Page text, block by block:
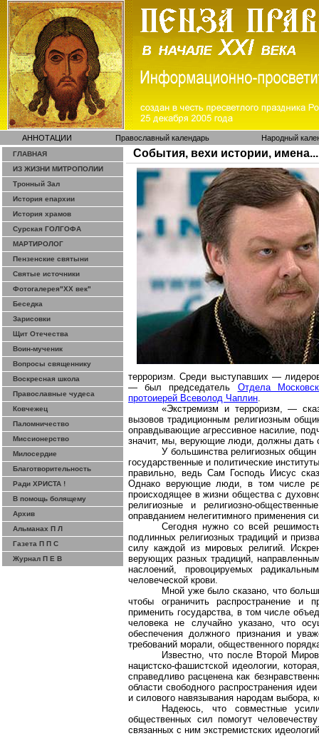
АННОТАЦИИ Православный календарь Народный
ГЛАВНАЯ
ИЗ ЖИЗНИ МИТРОПОЛИИ
Тронный Зал
История епархии
История храмов
Сурская ГОЛГОФА
МАРТИРОЛОГ
Пензенские святыни
Святые источники
Фотогалерея"ХХ век"
Беседка
Зарисовки
Щит Отечества
Воин-мученик
Вопросы священнику
Воскресная школа
Православные чудеса
Ковчежец
Паломничество
Миссионерство
Милосердие
Благотворительность
Ради ХРИСТА !
В помощь болящему
Архив
Альманах П Л
Газета П П С
Журнал П Е В
События, вехи истории, имена...
терроризм. Среди выступавших —
— был председатель Отдела
протоиерей Всеволод Чаплин.
«Экстремизм и терроризм, —
вызовов традиционным религиозным
оправдывающие агрессивное насилие,
значит, мы, верующие люди, должны дать
У большинства религиозных
государственные и политические
правильно, ведь Сам Господь Иисус
Однако верующие люди, в том числе
происходящее в жизни общества с
религиозные и религиозно-
оправданием нелегитимного применения
Сегодня нужно со всей
подлинных религиозных традиций и
силу каждой из мировых религий.
верующих разных традиций,
наслоений, провоцируемых
человеческой крови.
Мной уже было сказано, что
чтобы ограничить распространение и
применить государства, в том числе
человека не случайно указано, что
обеспечения должного признания и
требований морали, общественного
Известно, что после Второй
нацистско-фашистской идеологии,
справедливо расценена как
области свободного распространения
и силового навязывания народам выбора,
Надеюсь, что совместные
общественных сил помогут
связанных с ним экстремистских